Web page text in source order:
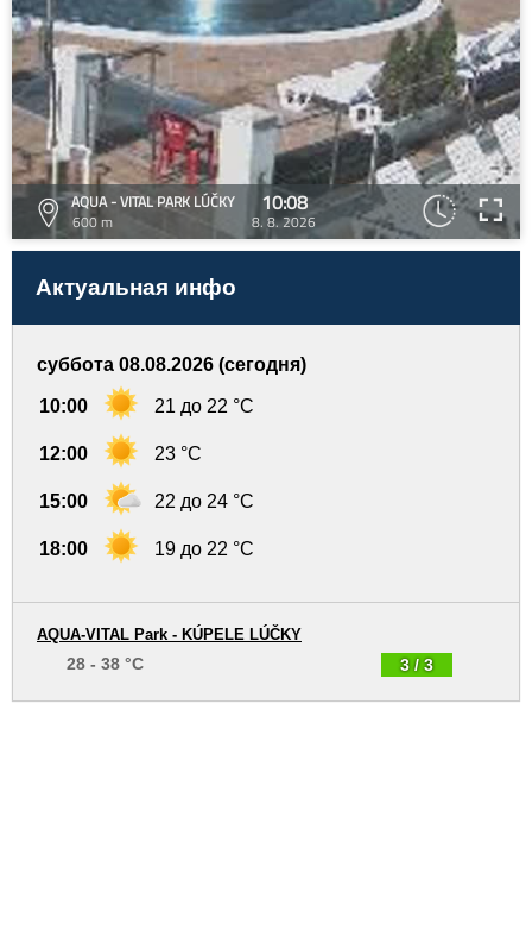
AQUA - VITAL PARK LÚČKY
600 m
10:08
8. 8. 2026
Актуальная инфо
суббота 08.08.2026 (сегодня)
10:00 21 до 22 °C
12:00 23 °C
15:00 22 до 24 °C
18:00 19 до 22 °C
3 / 3
AQUA-VITAL Park - KÚPELE LÚČKY
28 - 38 °C